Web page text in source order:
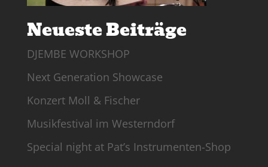
Neueste Beiträge
DJEMBE WORKSHOP
Next Generation Showcase
Konzert Moll & Fischer
Musikfestival im Westerndorf
Special night at Pat’s Instrumenten-Shop